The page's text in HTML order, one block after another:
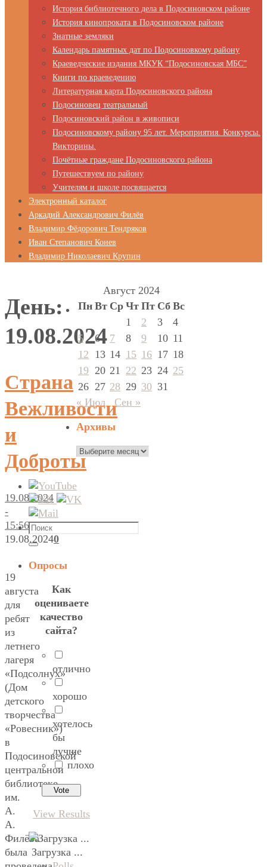
История библиотечного дела в Подосиновском районе
История кинопроката в Подосиновском районе
Знатные земляки
Календарь памятных дат по Подосиновкому району
Краеведческие издания МКУК “Подосиновская МБС”
Книги по краеведению
Литературная карта Подосиновского района
Подосиновец театральный
Подосиновский район в живописи
Подосиновскому району 95 лет. Мероприятия. Конкурсы.
Викторины.
Почётные граждане Подосиновского района
Путешествуем по району
Учителям и школе посвящается
Электронный каталог
Аркадий Александрович Филёв
Владимир Фёдорович Тендряков
Иван Степанович Конев
Владимир Николаевич Крупин
День:
19.08.2024
Страна
Вежливости
и
Доброты
19.08.2024
-
15:56
19.08.20240
19
августа
для
ребят
из
летнего
лагеря
«Подсолнух»
(Дом
детского
творчества
«Ровесник»)
в
Подосиновской
центральной
библиотеке
им.
А.
А.
Филёва
была
Август 2024
Пн Вт Ср Чт Пт Сб Вс
1
2 3
4
5
6 7 8 9 10 11
12 13 14 15 16 17 18
19 20 21 22 23 24 25
26 27 28 29 30 31
« Июл
Сен »
Архивы
Архивы
Что
искать:
Поиск
Опросы
Как
оцениваете
качество
сайта?
отлично
хорошо
хотелось
бы
лучше
плохо
View Results
Загрузка ...